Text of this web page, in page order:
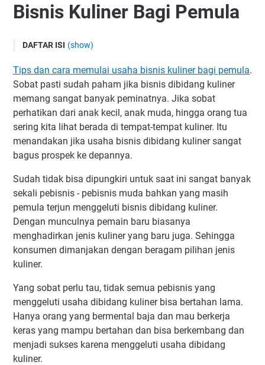
Bisnis Kuliner Bagi Pemula
DAFTAR ISI (show)
1. Target pasar
2. Pilih lokasi strategis
3. Selalu berinovasi
4. Pilih supplier dengan tepat
5. Kalkulasi harga bahan
7. Jaga reputasi
8. Manfaatkan internet
9. Sabar di awal usaha
Tips dan cara memulai usaha bisnis kuliner bagi pemula.
Sobat pasti sudah paham jika bisnis dibidang kuliner
memang sangat banyak peminatnya. Jika sobat
perhatikan dari anak kecil, anak muda, hingga orang tua
sering kita lihat berada di tempat-tempat kuliner. Itu
menandakan jika usaha bisnis dibidang kuliner sangat
bagus prospek ke depannya.
Sudah tidak bisa dipungkiri untuk saat ini sangat banyak
sekali pebisnis - pebisnis muda bahkan yang masih
pemula terjun menggeluti bisnis dibidang kuliner.
Dengan munculnya pemain baru biasanya
menghadirkan jenis kuliner yang baru juga. Sehingga
konsumen dimanjakan dengan beragam pilihan jenis
kuliner.
Yang sobat perlu tau, tidak semua pebisnis yang
menggeluti usaha dibidang kuliner bisa bertahan lama.
Hanya orang yang bermental baja dan mau berkerja
keras yang mampu bertahan dan bisa berkembang dan
menjadi sukses karena menggeluti usaha dibidang
kuliner.